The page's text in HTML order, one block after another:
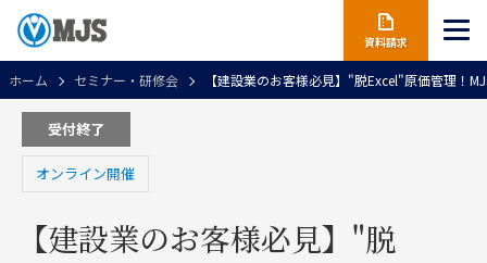
資料請求
ホーム セミナー・研修会 【建設業のお客様必見】"脱Excel"原価管理！
受付終了
オンライン開催
【建設業のお客様必見】"脱